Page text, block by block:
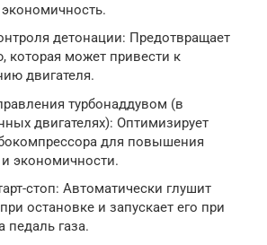
детонации: Предотвращает
которая может привести к
двигателя.
турбонаддувом (в
двигателях): Оптимизирует
для повышения
экономичности.
стоп: Автоматически глушит
остановке и запускает его при
педаль газа.